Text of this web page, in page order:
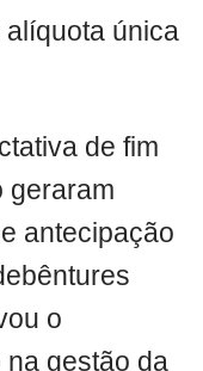
única
de fim
geraram
antecipação
o
na gestão da